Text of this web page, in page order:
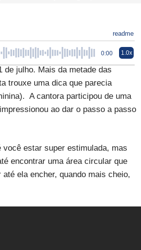
readme
0:00 1.0x
de julho. Mais da metade das
trouxe uma dica que parecia
A cantora participou de uma
ao dar o passo a passo
estar super estimulada, mas
encontrar uma área circular que
ela encher, quando mais cheio,